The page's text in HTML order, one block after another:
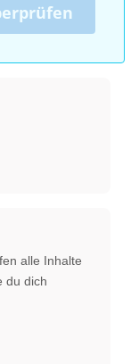
alle Inhalte
du dich